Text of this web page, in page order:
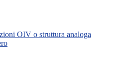
OIV o struttura analoga